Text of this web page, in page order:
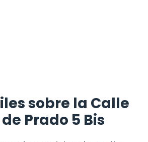
sobre la Calle
Prado 5 Bis